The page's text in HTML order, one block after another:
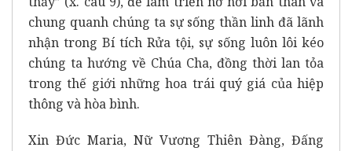
chung quanh chúng ta sự sống thần linh đã lãnh
nhận trong Bí tích Rửa tội, sự sống luôn lôi kéo
chúng ta hướng về Chúa Cha, đồng thời lan tỏa
trong thế giới những hoa trái quý giá của hiệp
thông và hòa bình.
Xin Đức Maria, Nữ Vương Thiên Đàng, Đấng